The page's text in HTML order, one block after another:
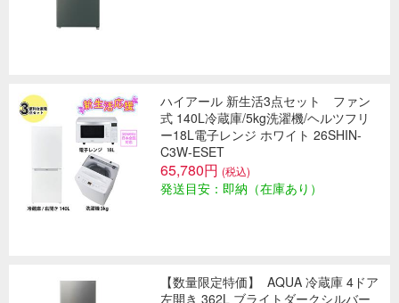
ハイアール 新生活3点セット ファン
式 140L冷蔵庫/5kg洗濯機/ヘルツフリ
ー18L電子レンジ ホワイト 26SHIN-
C3W-ESET
65,780円 (税込)
発送目安：即納（在庫あり）
【数量限定特価】
AQUA 冷蔵庫 4ドア
左開き 362L ブライトダークシルバー